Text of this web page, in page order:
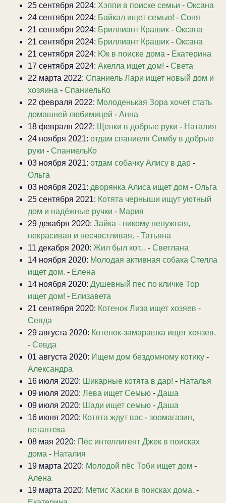
25 сентября 2024: Хэппи в поиске семьи - Оксана
24 сентября 2024: Байкал ищет семью! - Соня
21 сентября 2024: Бриллиант Крашик - Оксана
21 сентября 2024: Бриллиант Крашик - Оксана
21 сентября 2024: Юк в поиске дома - Екатерина
17 сентября 2024: Акелла ищет дом! - Света
22 марта 2022: Спаниель Лари ищет новый дом и
хозяина - СпаниельКо
22 февраля 2022: Молоденькая Зора хочет стать
домашней любимицей - Анна
18 февраля 2022: Щенки в добрые руки - Наталия
24 ноября 2021: отдам спаниеля Симбу в добрые
руки - СпаниельКо
03 ноября 2021: отдам собачку Алису в дар -
Ольга
03 ноября 2021: дворянка Алиса ищет дом - Ольга
25 сентября 2021: Котята черныши ищут уютный
дом и надёжные ручки - Мария
29 декабря 2020: Зайка - никому ненужная,
некрасивая и несчастливая. - Татьяна
11 декабря 2020: Жил был кот... - Светлана
14 ноября 2020: Молодая активная собака Стелла
ищет дом. - Елена
14 ноября 2020: Душевный пес по кличке Тор
ищет дом! - Елизавета
21 сентября 2020: Котенок Лиза ищет хозяев -
Севда
29 августа 2020: Котенок-замарашка ищет хоязев.
- Севда
01 августа 2020: Ищем дом бездомному котику -
Александра
16 июля 2020: Шикарные котята в дар! - Наталья
09 июля 2020: Лева ищет Семью - Даша
09 июля 2020: Шади ищет семью - Даша
16 июня 2020: Котята ждут вас - зоомагазин,
ветаптека
08 мая 2020: Пёс интеллигент Джек в поисках
дома - Наталия
19 марта 2020: Молодой пёс Тоби ищет дом -
Алена
19 марта 2020: Метис Хаски в поисках дома. -